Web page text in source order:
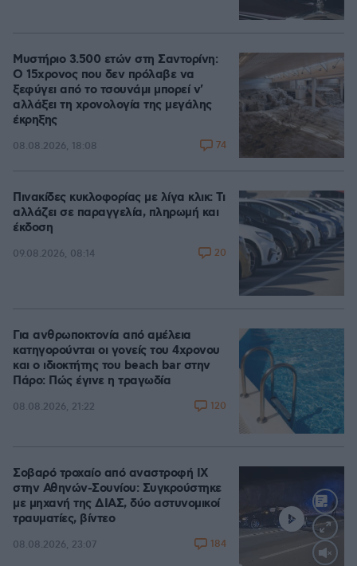
Μυστήριο 3.500 ετών στη Σαντορίνη:
Ο 15χρονος που δεν πρόλαβε να
ξεφύγει από το τσουνάμι μπορεί ν'
αλλάξει τη χρονολογία της μεγάλης
έκρηξης
08.08.2026, 18:08 74
Πινακίδες κυκλοφορίας με λίγα κλικ: Τι
αλλάζει σε παραγγελία, πληρωμή και
έκδοση
09.08.2026, 08:14 20
Για ανθρωποκτονία από αμέλεια
κατηγορούνται οι γονείς του 4χρονου
και ο ιδιοκτήτης του beach bar στην
Πάρο: Πώς έγινε η τραγωδία
08.08.2026, 21:22 120
Σοβαρό τροχαίο από αναστροφή ΙΧ
στην Αθηνών-Σουνίου: Συγκρούστηκε
με μηχανή της ΔΙΑΣ, δύο αστυνομικοί
τραυματίες, βίντεο
08.08.2026, 23:07 184